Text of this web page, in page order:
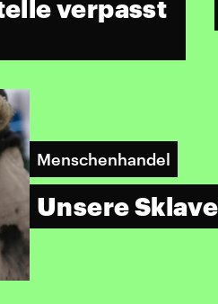
verpasst
Menschenhandel
Unsere